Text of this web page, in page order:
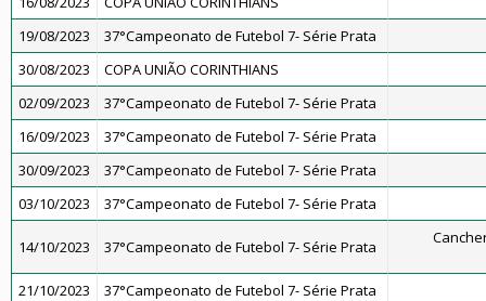
19/08/2023
37°Campeonato de Futebol 7- Série Prata
30/08/2023
COPA UNIÃO CORINTHIANS
02/09/2023
37°Campeonato de Futebol 7- Série Prata
16/09/2023
37°Campeonato de Futebol 7- Série Prata
30/09/2023
37°Campeonato de Futebol 7- Série Prata
03/10/2023
37°Campeonato de Futebol 7- Série Prata
14/10/2023 37°Campeonato de Futebol 7- Série Prata
21/10/2023
37°Campeonato de Futebol 7- Série Prata